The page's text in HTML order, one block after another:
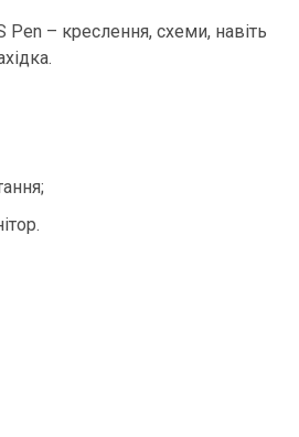
Pen – креслення, схеми, навіть